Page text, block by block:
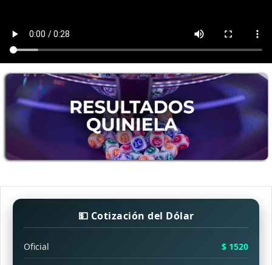
💵 Cotización del Dólar
Oficial
$ 1520